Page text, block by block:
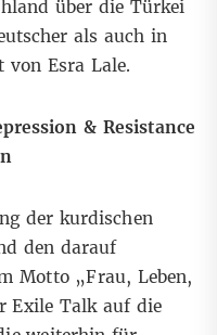
über die Türkei
als auch in
von Esra Lale.
& Resistance
der kurdischen
den darauf
Motto „Frau, Leben,
Exile Talk auf die